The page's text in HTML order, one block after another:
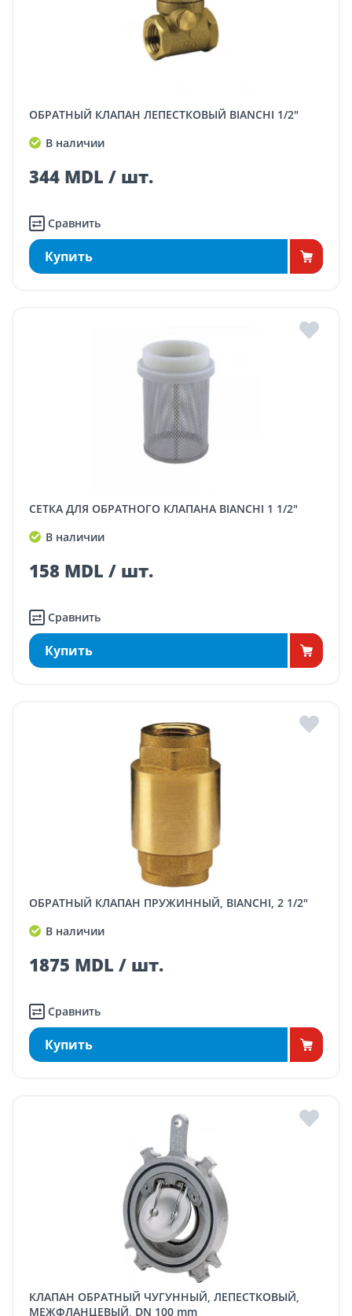
ОБРАТНЫЙ КЛАПАН ЛЕПЕСТКОВЫЙ BIANCHI 1/2"
В наличии
344 MDL / шт.
Сравнить
Купить
СЕТКА ДЛЯ ОБРАТНОГО КЛАПАНА BIANCHI 1 1/2"
В наличии
158 MDL / шт.
Сравнить
Купить
ОБРАТНЫЙ КЛАПАН ПРУЖИННЫЙ, BIANCHI, 2 1/2"
В наличии
1875 MDL / шт.
Сравнить
Купить
КЛАПАН ОБРАТНЫЙ ЧУГУННЫЙ, ЛЕПЕСТКОВЫЙ,
МЕЖФЛАНЦЕВЫЙ, DN 100 mm